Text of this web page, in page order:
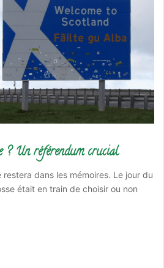
? Un référendum crucial
dans les mémoires. Le jour du
était en train de choisir ou non